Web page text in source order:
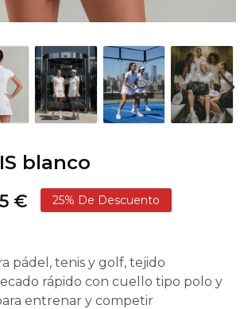
blanco
€ 25% De Descuento
pádel, tenis y golf, tejido
rápido con cuello tipo polo y
entrenar y competir